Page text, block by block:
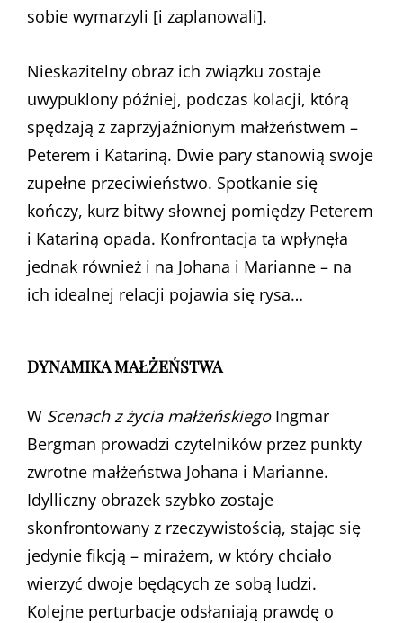
sobie wymarzyli [i zaplanowali].
Nieskazitelny obraz ich związku zostaje
uwypuklony później, podczas kolacji, którą
spędzają z zaprzyjaźnionym małżeństwem –
Peterem i Katariną. Dwie pary stanowią swoje
zupełne przeciwieństwo. Spotkanie się
kończy, kurz bitwy słownej pomiędzy Peterem
i Katariną opada. Konfrontacja ta wpłynęła
jednak również i na Johana i Marianne – na
ich idealnej relacji pojawia się rysa…
DYNAMIKA MAŁŻEŃSTWA
W Scenach z życia małżeńskiegoIngmar
Bergman prowadzi czytelników przez punkty
zwrotne małżeństwa Johana i Marianne.
Idylliczny obrazek szybko zostaje
skonfrontowany z rzeczywistością, stając się
jedynie fikcją – mirażem, w który chciało
wierzyć dwoje będących ze sobą ludzi.
Kolejne perturbacje odsłaniają prawdę o